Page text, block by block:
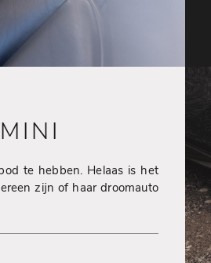
te hebben. Helaas is het
zijn of haar droomauto